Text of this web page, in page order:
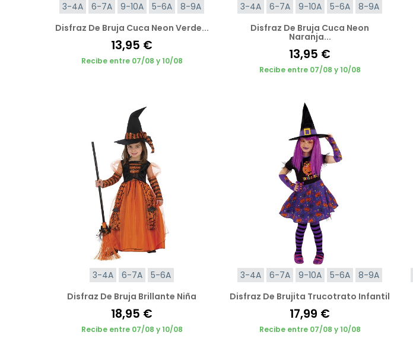
3-4A 6-7A 9-10A 5-6A
8-9A
Disfraz De Bruja Cuca Neon Verde...
13,95 €
Recibe entre 07/08 y 10/08
3-4A 6-7A 9-10A 5-6A
8-9A
Disfraz De Bruja Cuca Neon
Naranja...
13,95 €
Recibe entre 07/08 y 10/08
3-4A 6-7A
5-6A
Disfraz De Bruja Brillante Niña
18,95 €
Recibe entre 07/08 y 10/08
3-4A 6-7A 9-10A 5-6A
8-9A
Disfraz De Brujita Trucotrato Infantil
17,99 €
Recibe entre 07/08 y 10/08